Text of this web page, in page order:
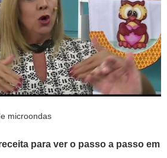
microondas
para ver o passo a passo em